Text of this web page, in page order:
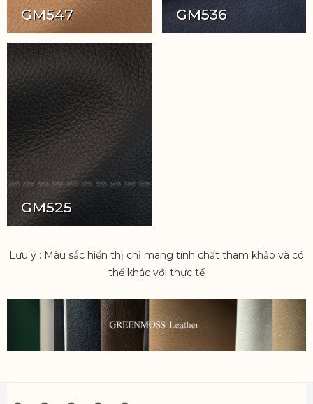
GM547 GM536
GM525
Lưu ý : Màu sắc hiển thị chỉ mang tính chất tham khảo và có
thể khác với thực tế